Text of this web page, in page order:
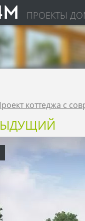
ПРОЕКТЫ
коттеджа с